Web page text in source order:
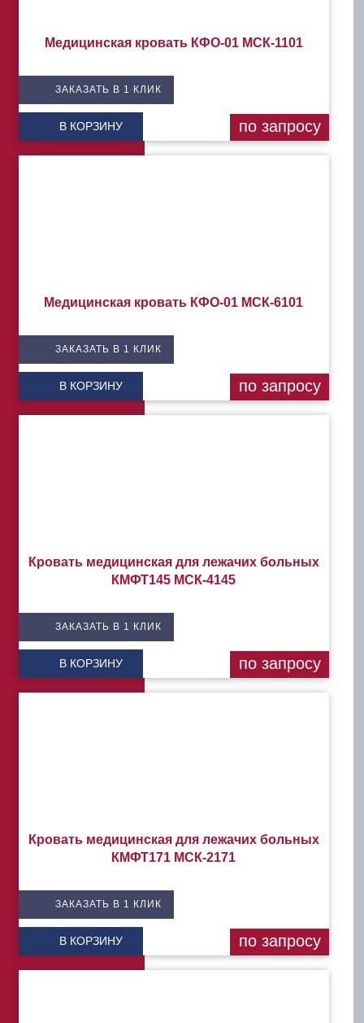
Медицинская кровать КФО-01 МСК-1101
ЗАКАЗАТЬ В 1 КЛИК
В КОРЗИНУ по запросу
Медицинская кровать КФО-01 МСК-6101
ЗАКАЗАТЬ В 1 КЛИК
В КОРЗИНУ по запросу
Кровать медицинская для лежачих больных
КМФТ145 МСК-4145
ЗАКАЗАТЬ В 1 КЛИК
В КОРЗИНУ по запросу
Кровать медицинская для лежачих больных
КМФТ171 МСК-2171
ЗАКАЗАТЬ В 1 КЛИК
В КОРЗИНУ по запросу